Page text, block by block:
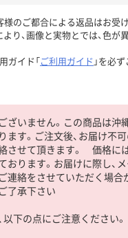
様のご都合による返品はお受
り、画像と実物とでは、色が
ガイド「ご利用ガイド 」を必
ざいません。この商品は沖
ます。ご注文後、お届け不可
させて頂きます。 価格に
おります。お届けに際し、
連絡をさせていただく場合
了承下さい
以下の点にご注意ください。